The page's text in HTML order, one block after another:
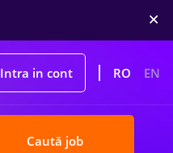
Intra in cont RO EN
Caută job